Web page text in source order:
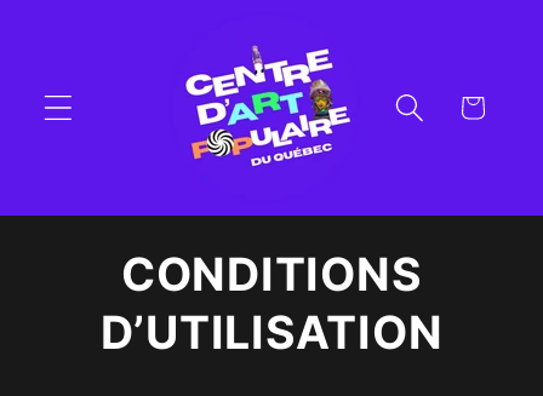
Panier
CONDITIONS
D’UTILISATION